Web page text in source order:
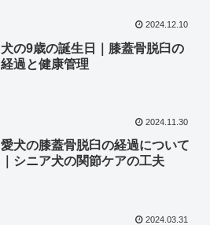
2024.12.10
犬の9歳の誕生日｜膝蓋骨脱臼の
経過と健康管理
2024.11.30
愛犬の膝蓋骨脱臼の経過について
｜シニア犬の関節ケアの工夫
2024.03.31